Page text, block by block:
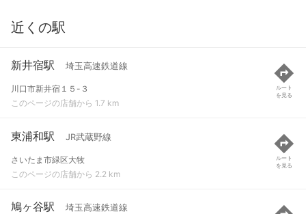
近くの駅
新井宿駅 埼玉高速鉄道線
川口市新井宿１５-３
このページの店舗から 1.7 km
ルート
を見る
東浦和駅 JR武蔵野線
さいたま市緑区大牧
このページの店舗から 2.2 km
ルート
を見る
鳩ヶ谷駅 埼玉高速鉄道線